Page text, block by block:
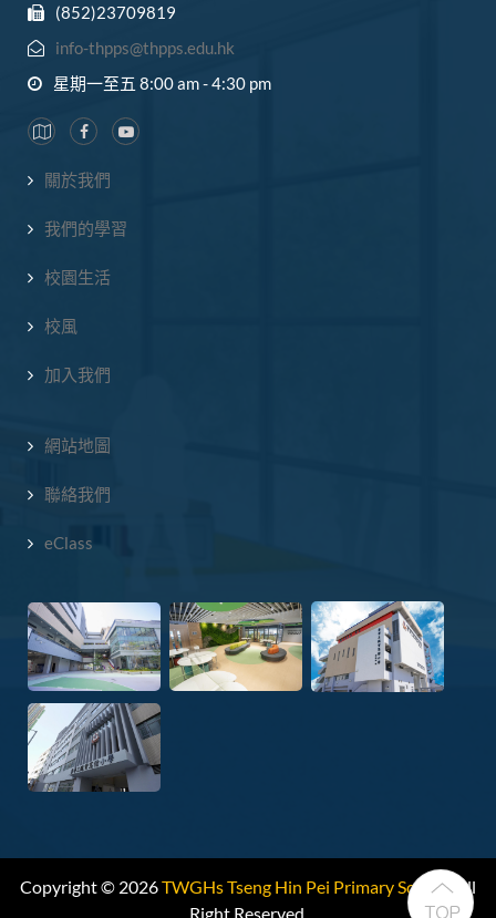
(852)23709819
info-thpps@thpps.edu.hk
星期一至五 8:00 am - 4:30 pm
關於我們
我們的學習
校園生活
校風
加入我們
網站地圖
聯絡我們
eClass
Copyright © 2026TWGHs Tseng Hin Pei Primary School.All
Right Reserved.